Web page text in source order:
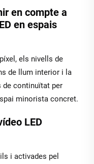
en compte a
en espais
els nivells de
de llum interior i la
de continuïtat per
minorista concret.
LED
i activades pel